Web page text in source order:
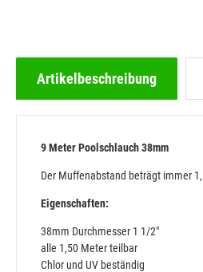
Artikelbeschreibung
9 Meter Poolschlauch 38mm
Der Muffenabstand beträgt immer
Eigenschaften:
38mm Durchmesser 1 1/2"
alle 1,50 Meter teilbar
Chlor und UV beständig